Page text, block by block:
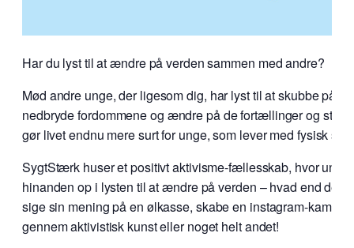
Har du lyst til at ændre på verden sammen med andre?
Mød andre unge, der ligesom dig, har lyst til at skubbe på
nedbryde fordommene og ændre på de fortællinger og
gør livet endnu mere surt for unge, som lever med fysisk
SygtStærk huser et positivt aktivisme-fællesskab, hvor unge
hinanden op i lysten til at ændre på verden – hvad end det
sige sin mening på en ølkasse, skabe en instagram-
gennem aktivistisk kunst eller noget helt andet!